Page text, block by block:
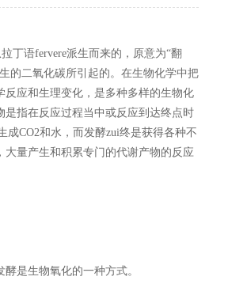
丁语fervere派生而来的，原意为“翻
的二氧化碳所引起的。在生物化学中把
应和生理变化，是多种多样的生物化
指在反应过程当中或反应到达终点时
CO2和水，而发酵zui终是获得各种不
量产生和积累专门的代谢产物的反应
是生物氧化的一种方式。